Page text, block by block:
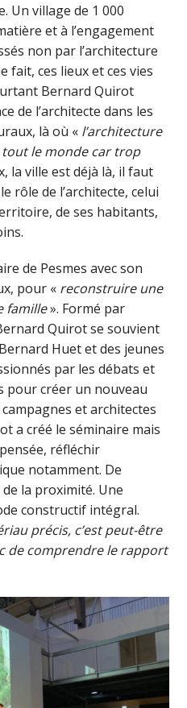
Un village de 1 000
et à l’engagement
non par l’architecture
fait, ces lieux et ces vies
Bernard Quirot
de l’architecte dans les
là où « l’architecture
le monde car trop
la ville est déjà là, il faut
rôle de l’architecte, celui
de ses habitants,
de Pesmes avec son
pour « reconstruire une
famille». Formé par
Quirot se souvient
Huet et des jeunes
par les débats et
pour créer un nouveau
et architectes
a créé le séminaire mais
réfléchir
notamment. De
la proximité. Une
constructif intégral.
précis, c’est peut-être
de comprendre le rapport